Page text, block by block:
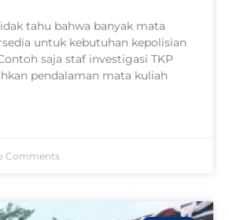
tahu bahwa banyak mata
untuk kebutuhan kepolisian
saja staf investigasi TKP
pendalaman mata kuliah
Comments